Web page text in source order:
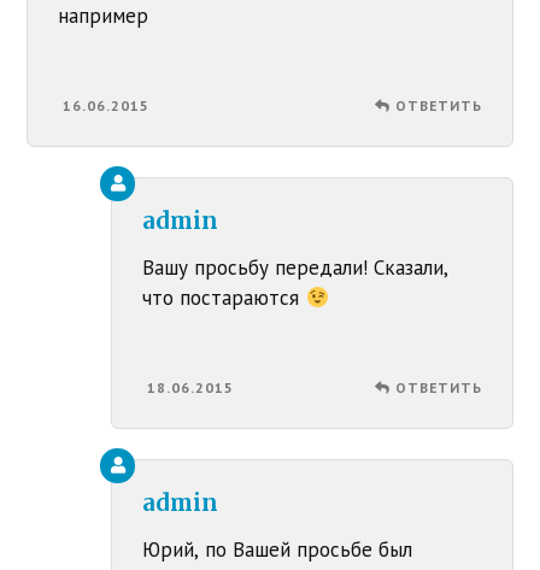
например
16.06.2015 ОТВЕТИТЬ
admin
Вашу просьбу передали! Сказали,
что постараются
18.06.2015 ОТВЕТИТЬ
admin
Юрий, по Вашей просьбе был